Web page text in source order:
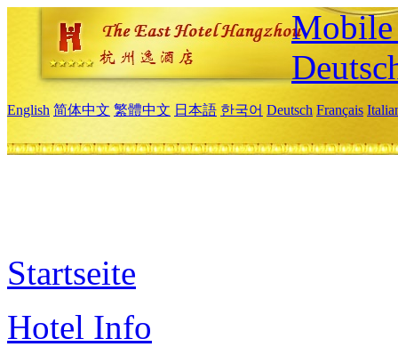
Mobile
English 简体中文 繁體中文 日本語 한국어 Deutsch Français
Startseite
Hotel Info